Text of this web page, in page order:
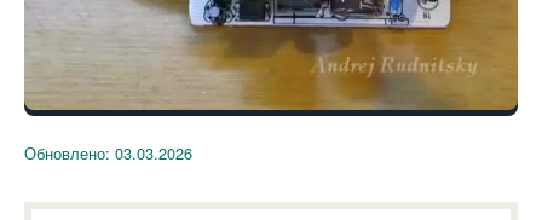
Обновлено: 03.03.2026